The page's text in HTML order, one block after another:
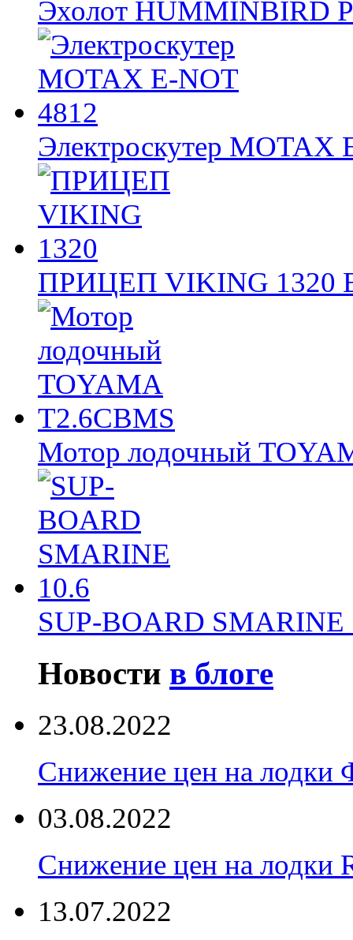
Эхолот HUMMINBIRD
Электроскутер
ПРИЦЕП VIKING
Мотор лодочный
SUP-BOARD
Новости в блоге
23.08.2022
Снижение цен на
03.08.2022
Снижение цен на лодки
13.07.2022